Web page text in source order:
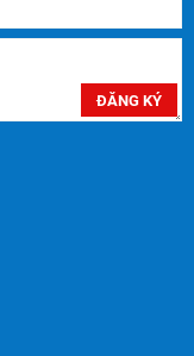
ĐĂNG KÝ